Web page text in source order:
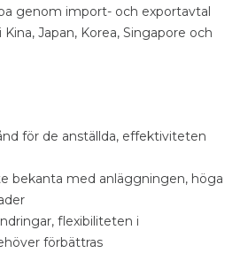
genom import- och exportavtal
Japan, Korea, Singapore och
för de anställda, effektiviteten
bekanta med anläggningen, höga
flexibiliteten i
förbättras